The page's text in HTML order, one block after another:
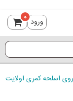
ورود 0
اسلحه کمری اولایت